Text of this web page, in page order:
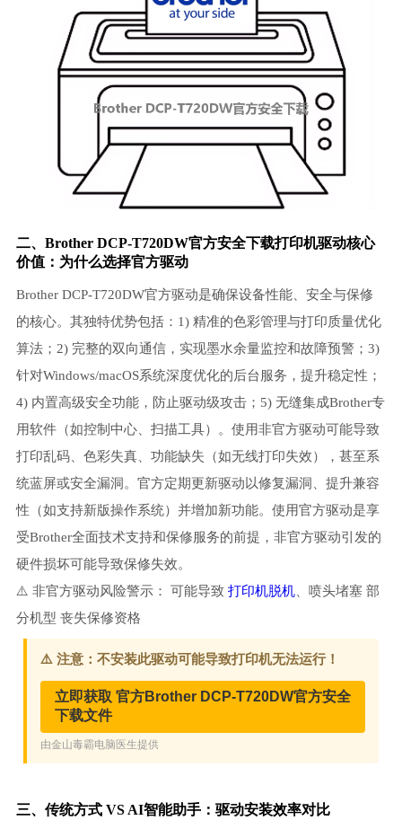
二、Brother DCP-T720DW官方安全下载打印机驱动核心
价值：为什么选择官方驱动
Brother DCP-T720DW官方驱动是确保设备性能、安全与保修
的核心。其独特优势包括：1) 精准的色彩管理与打印质量优化
算法；2) 完整的双向通信，实现墨水余量监控和故障预警；3)
针对Windows/macOS系统深度优化的后台服务，提升稳定性；
4) 内置高级安全功能，防止驱动级攻击；5) 无缝集成Brother专
用软件（如控制中心、扫描工具）。使用非官方驱动可能导致
打印乱码、色彩失真、功能缺失（如无线打印失效），甚至系
统蓝屏或安全漏洞。官方定期更新驱动以修复漏洞、提升兼容
性（如支持新版操作系统）并增加新功能。使用官方驱动是享
受Brother全面技术支持和保修服务的前提，非官方驱动引发的
硬件损坏可能导致保修失效。
⚠️ 非官方驱动风险警示： 可能导致 打印机脱机、喷头堵塞 部
分机型 丧失保修资格
三、传统方式 VS AI智能助手：驱动安装效率对比